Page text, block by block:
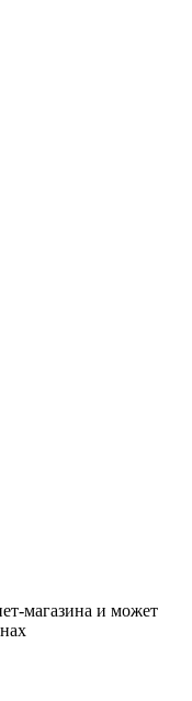
магазина и может